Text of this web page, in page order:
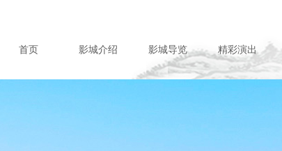
首页 影城介绍 影城导览 精彩演出